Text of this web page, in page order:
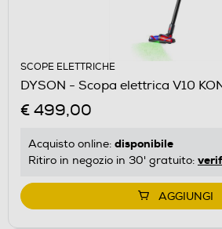
SCOPE ELETTRICHE
DYSON - Scopa elettrica V10
€ 499,00
Acquisto online: disponibile
Ritiro in negozio in 30' gratuito:
AGGIUNGI